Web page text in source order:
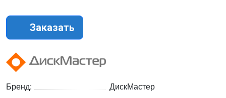
Заказать
Бренд:
ДискМастер